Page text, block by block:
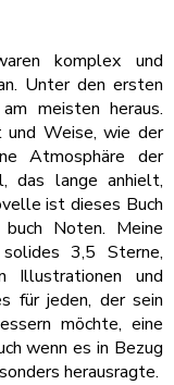
komplex und
Unter den ersten
meisten heraus.
Weise, wie der
Atmosphäre der
das lange anhielt,
ist dieses Buch
Noten. Meine
3,5 Sterne,
Illustrationen und
für jeden, der sein
möchte, eine
wenn es in Bezug
herausragte.